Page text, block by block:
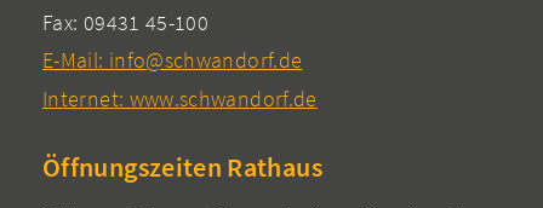
Fax: 09431 45-100
E-Mail: info@schwandorf.de
Internet: www.schwandorf.de
Öffnungszeiten Rathaus